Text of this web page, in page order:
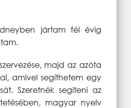
jártam fél évig
majd az azóta
amivel segíthetem egy
Szeretnék segíteni az
magyar nyelv